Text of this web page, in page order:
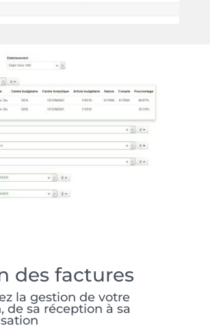
des factures
la gestion de votre
de sa réception à sa